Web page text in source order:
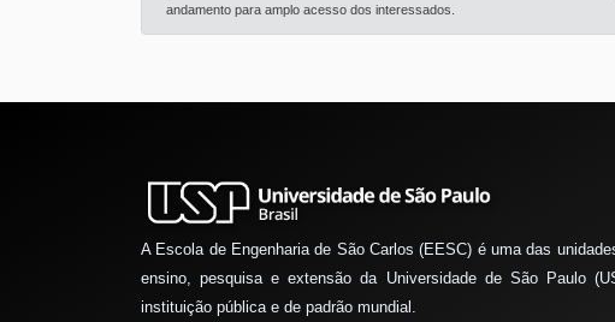
andamento para amplo acesso dos interessados.
A Escola de Engenharia de São Carlos (EESC) é uma das
ensino, pesquisa e extensão da Universidade de São Paulo
instituição pública e de padrão mundial.